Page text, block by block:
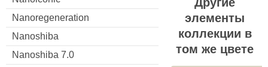
Nanoregeneration
Nanoshiba
Nanoshiba 7.0
элементы
коллекции в
том же цвете